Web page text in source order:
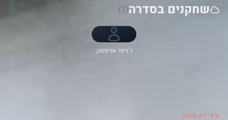
שחקנים בסדרה(1)
ג'ניפר אניסטון,
סקירת עורך